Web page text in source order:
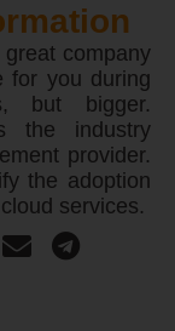
great company
for you during
but bigger.
the industry
provider.
the adoption
services.